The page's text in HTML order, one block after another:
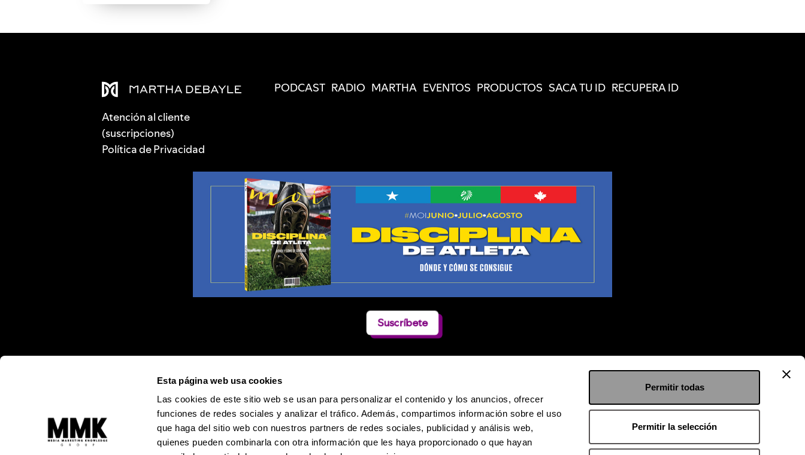
Esta página web usa cookies
Las cookies de este sitio web se usan para personalizar el contenido y los anuncios, ofrecer
funciones de redes sociales y analizar el tráfico. Además, compartimos información sobre el uso
que haga del sitio web con nuestros partners de redes sociales, publicidad y análisis web,
quienes pueden combinarla con otra información que les haya proporcionado o que hayan
Permitir todas
Permitir la selección
Atención al cliente
(suscripciones)
Política de Privacidad
PODCAST RADIO MARTHA EVENTOS PRODUCTOS SACA TU ID RECUPERA ID
Suscríbete